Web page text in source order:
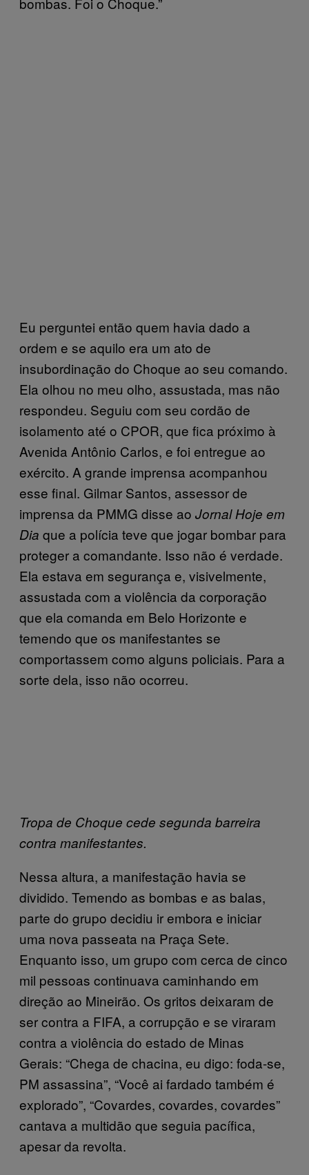
Eu perguntei então quem havia dado a
ordem e se aquilo era um ato de
insubordinação do Choque ao seu comando.
Ela olhou no meu olho, assustada, mas não
respondeu. Seguiu com seu cordão de
isolamento até o CPOR, que fica próximo à
Avenida Antônio Carlos, e foi entregue ao
exército. A grande imprensa acompanhou
esse final. Gilmar Santos, assessor de
imprensa da PMMG disse ao Jornal Hoje em
Dia que a polícia teve que jogar bombar para
proteger a comandante. Isso não é verdade.
Ela estava em segurança e, visivelmente,
assustada com a violência da corporação
que ela comanda em Belo Horizonte e
temendo que os manifestantes se
comportassem como alguns policiais. Para a
sorte dela, isso não ocorreu.
Tropa de Choque cede segunda barreira
contra manifestantes.
Nessa altura, a manifestação havia se
dividido. Temendo as bombas e as balas,
parte do grupo decidiu ir embora e iniciar
uma nova passeata na Praça Sete.
Enquanto isso, um grupo com cerca de cinco
mil pessoas continuava caminhando em
direção ao Mineirão. Os gritos deixaram de
ser contra a FIFA, a corrupção e se viraram
contra a violência do estado de Minas
Gerais: “Chega de chacina, eu digo: foda-se,
PM assassina”, “Você ai fardado também é
explorado”, “Covardes, covardes, covardes”
cantava a multidão que seguia pacífica,
apesar da revolta.